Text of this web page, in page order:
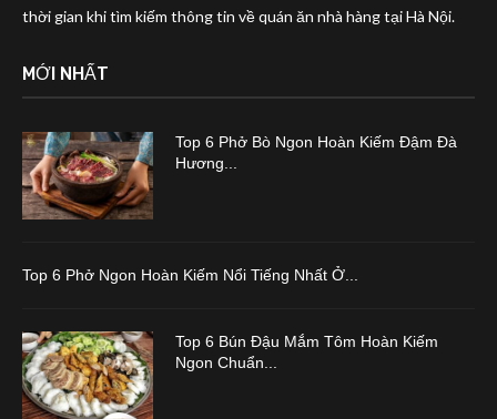
thời gian khi tìm kiếm thông tin về quán ăn nhà hàng tại Hà Nội.
MỚI NHẤT
Top 6 Phở Bò Ngon Hoàn Kiếm Đậm Đà
Hương...
Top 6 Phở Ngon Hoàn Kiếm Nổi Tiếng Nhất Ở...
Top 6 Bún Đậu Mắm Tôm Hoàn Kiếm
Ngon Chuẩn...